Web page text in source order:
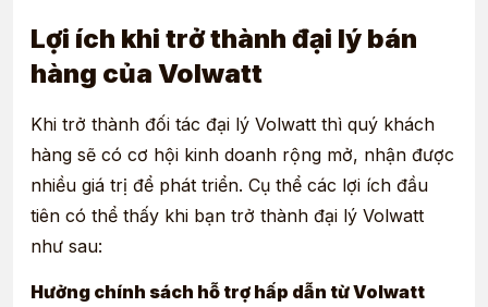
Lợi ích khi trở thành đại lý bán
hàng của Volwatt
Khi trở thành đối tác đại lý Volwatt thì quý khách
hàng sẽ có cơ hội kinh doanh rộng mở, nhận được
nhiều giá trị để phát triển. Cụ thể các lợi ích đầu
tiên có thể thấy khi bạn trở thành đại lý Volwatt
như sau:
Hưởng chính sách hỗ trợ hấp dẫn từ Volwatt